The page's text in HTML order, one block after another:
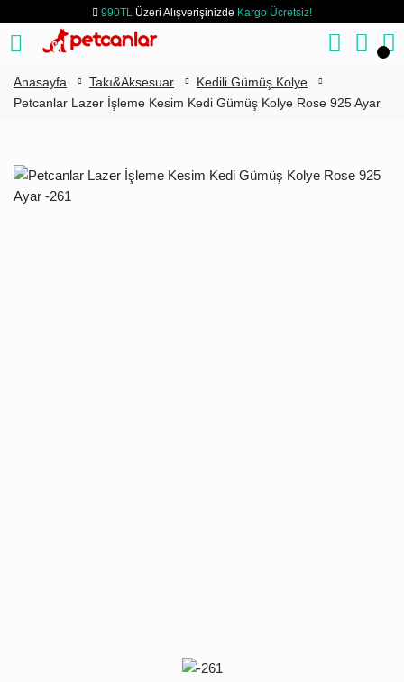
990TL Üzeri Alışverişinizde Kargo Ücretsiz!
Anasayfa Takı&Aksesuar
Kedili Gümüş Kolye
Petcanlar Lazer İşleme Kesim Kedi Gümüş Kolye Rose 925 Ayar